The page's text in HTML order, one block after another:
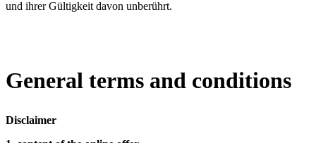
und ihrer Gültigkeit davon unberührt.
General terms and conditions
Disclaimer